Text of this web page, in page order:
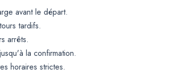
avant le départ.
tardifs.
arrêts.
la confirmation.
horaires strictes.